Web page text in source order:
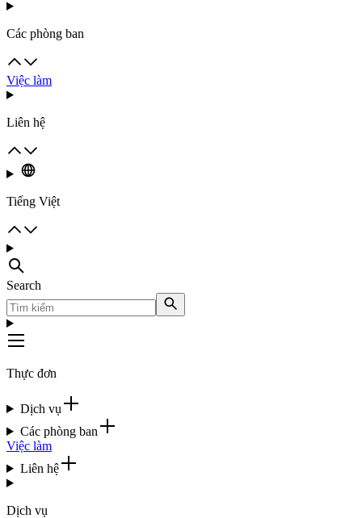
Các phòng ban
Việc làm
Liên hệ
Tiếng Việt
Search
Thực đơn
Dịch vụ
Các phòng ban
Việc làm
Liên hệ
Dịch vụ